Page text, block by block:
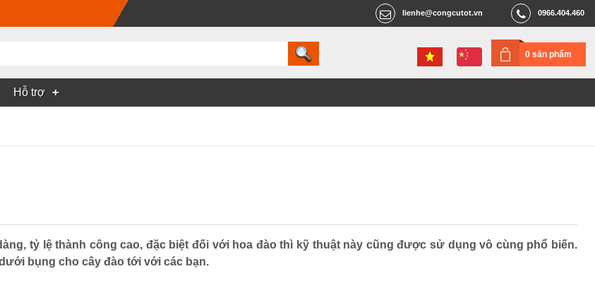
0966.404.460
lienhe@congcutot.vn
0 sản phẩm
Hỗ trợ
tỷ lệ thành công cao, đặc biệt đối với hoa đào thì kỹ thuật này cũng được sử dụng vô cùng phổ biến.
bụng cho cây đào tới với các bạn.